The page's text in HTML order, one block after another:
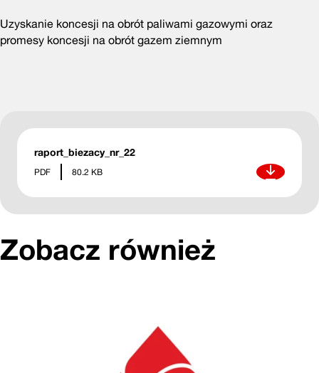
Uzyskanie koncesji na obrót paliwami gazowymi oraz
promesy koncesji na obrót gazem ziemnym
raport_biezacy_nr_22
PDF 80.2 KB Pobierz
Zobacz również